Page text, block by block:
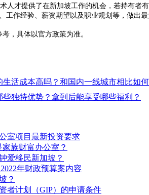
人才提供了在新加坡工作的机会，若持有
工作经验、薪资期望以及职业规划等，做出最
具体以官方政策为准。
生活成本高吗？和国内一线城市相比如何
些独特优势？拿到后能享受哪些福利？​
室项目最新投资要求
族财富办公室？
爱移民新加坡？
年财政预算案内容
？
者计划（GIP）的申请条件